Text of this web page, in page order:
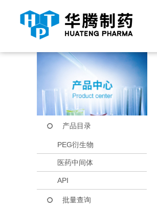
当前位置： 首页 产品中心
产品目录
PEG衍生物
医药中间体
API
批量查询